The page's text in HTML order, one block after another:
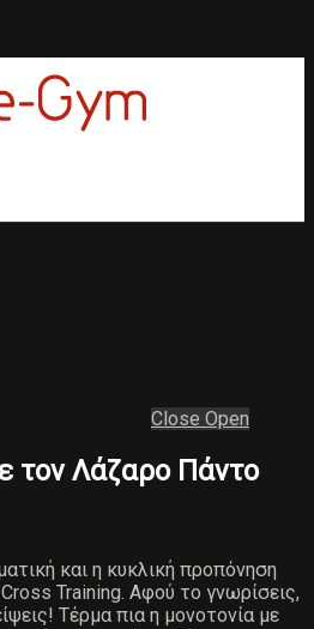
Close Open
τον Λάζαρο Πάντο
και η κυκλική προπόνηση
Training. Αφού το γνωρίσεις,
Τέρμα πια η μονοτονία με